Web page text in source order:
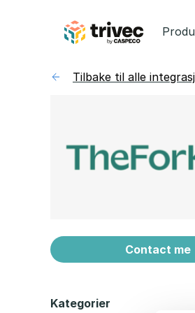
Tilbake til alle
Contact me
Kategorier